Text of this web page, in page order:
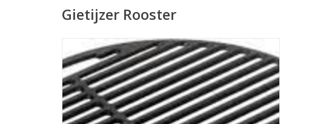
Gietijzer Rooster